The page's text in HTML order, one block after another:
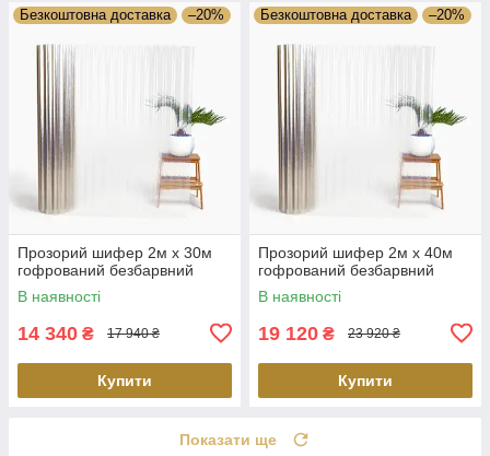
Безкоштовна доставка –20%
Прозорий шифер 2м х 30м
гофрований безбарвний
В наявності
14 340 ₴ 17 940 ₴
Купити
Безкоштовна доставка –20%
Прозорий шифер 2м х 40м
гофрований безбарвний
В наявності
19 120 ₴ 23 920 ₴
Купити
Показати ще